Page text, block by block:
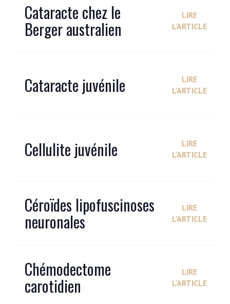
Cataracte chez le
Berger australien
LIRE
L'ARTICLE
Cataracte juvénile
LIRE
L'ARTICLE
Cellulite juvénile
LIRE
L'ARTICLE
Céroïdes lipofuscinoses
neuronales
LIRE
L'ARTICLE
Chémodectome
carotidien
LIRE
L'ARTICLE